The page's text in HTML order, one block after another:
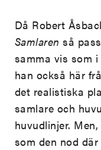
Då Robert
Samlaren så
samma vis som
han också här
det realistiska
samlare och
huvudlinjer.
som den nod